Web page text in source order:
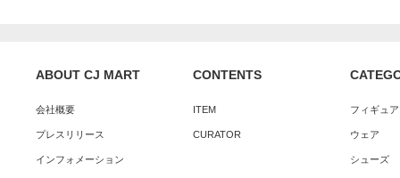
ABOUT CJ MART
会社概要
プレスリリース
インフォメーション
CONTENTS
ITEM
CURATOR
フィギュ
ウェア
シューズ